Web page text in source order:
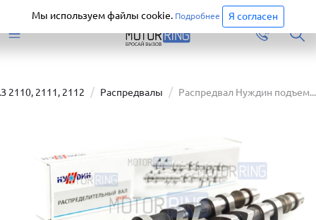
Перейти
2110, 2111, 2112 Распредвалы Распредвал Нуждин подъем...
Мы используем файлы cookie. Подробнее Я согласен